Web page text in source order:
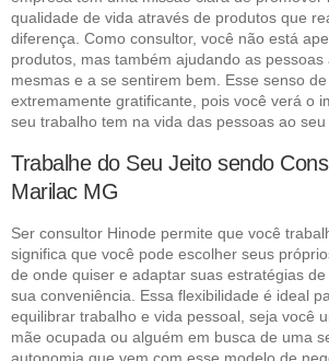
qualidade de vida através de produtos que
diferença. Como consultor, você não está
produtos, mas também ajudando as
mesmas e a se sentirem bem. Esse senso
extremamente gratificante, pois você verá o
seu trabalho tem na vida das pessoas ao seu
Trabalhe do Seu Jeito sendo
Marilac MG
Ser consultor Hinode permite que você
significa que você pode escolher seus
de onde quiser e adaptar suas estratégias
sua conveniência. Essa flexibilidade é ideal
equilibrar trabalho e vida pessoal, seja você
mãe ocupada ou alguém em busca de uma
autonomia que vem com esse modelo de